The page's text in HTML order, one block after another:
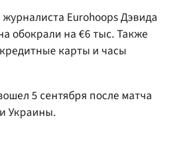
Eurohoops Дэвида
обокрали на €6 тыс. Также
карты и часы
5 сентября после матча
Украины.